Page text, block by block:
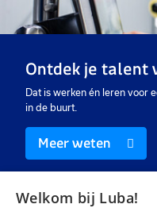
Ontdek je talent
Dat is werken én leren voor
in de buurt.
Meer weten
Welkom bij Luba!